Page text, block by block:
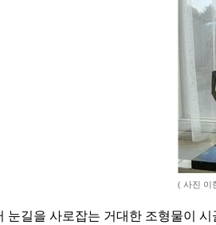
( 사진 이
눈길을 사로잡는 거대한 조형물이